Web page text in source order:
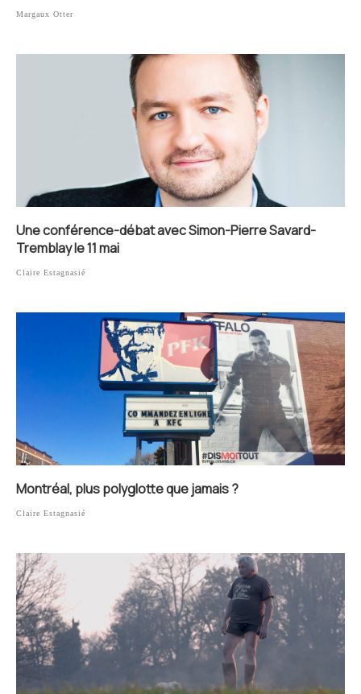
Margaux Otter
Une conférence-débat avec Simon-Pierre Savard-
Tremblay le 11 mai
Claire Estagnasié
Montréal, plus polyglotte que jamais ?
Claire Estagnasié